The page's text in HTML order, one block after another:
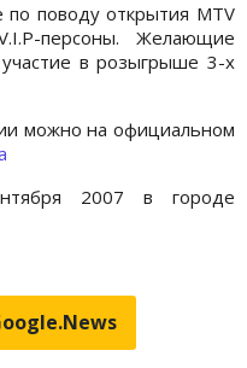
поводу открытия MTV
персоны. Желающие
в розыгрыше 3-х
можно на официальном
2007 в городе